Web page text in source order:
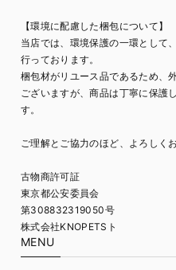
【環境に配慮した梱包について】
当店では、環境保護の一環として
行っております。
梱包材がリユース品であるため、
ございますが、商品は丁寧に保護
す。
ご理解とご協力のほど、よろしく
古物商許可証
東京都公安委員会
第308832319050号
株式会社KNOPETSト
MENU